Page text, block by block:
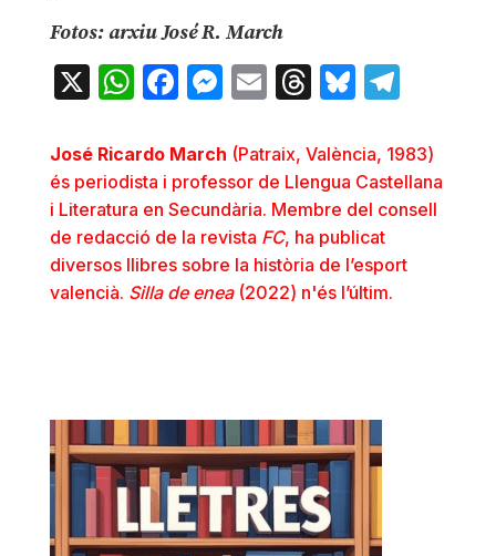
Fotos: arxiu José R. March
X WhatsApp
Facebook
Messenger
EmailThreads
Bluesky
José Ricardo March (Patraix, València, 1983)
és periodista i professor de Llengua Castellana
i Literatura en Secundària. Membre del consell
de redacció de la revista FC, ha publicat
diversos llibres sobre la història de l’esport
valencià. Silla de enea(2022) n'és l’últim.